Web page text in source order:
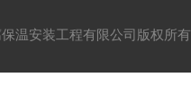
保温安装工程有限公司版权所